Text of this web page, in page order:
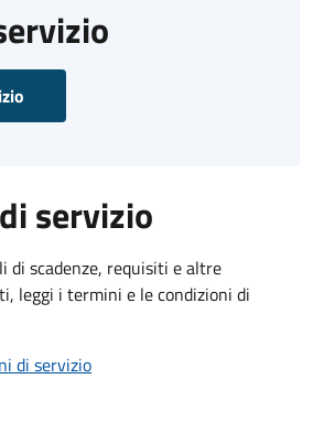
servizio
di scadenze, requisiti e altre
leggi i termini e le condizioni di
di servizio